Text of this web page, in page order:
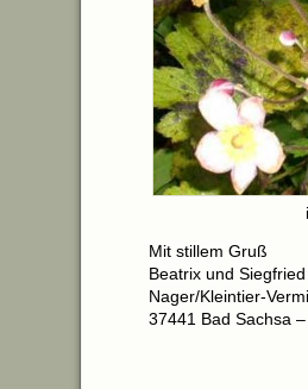
Mit stillem Gruß
Beatrix und
Nager/Kleintier-
37441 Bad Sachsa